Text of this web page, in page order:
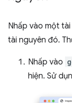
Nhấp vào một
tài nguyên đó.
Nhấp vào
hiện. Sử